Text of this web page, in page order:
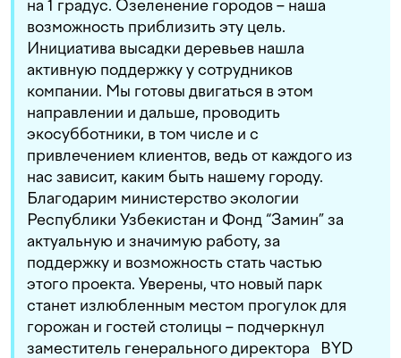
на 1 градус. Озеленение городов – наша
возможность приблизить эту цель.
Инициатива высадки деревьев нашла
активную поддержку у сотрудников
компании. Мы готовы двигаться в этом
направлении и дальше, проводить
экосубботники, в том числе и с
привлечением клиентов, ведь от каждого из
нас зависит, каким быть нашему городу.
Благодарим министерство экологии
Республики Узбекистан и Фонд “Замин” за
актуальную и значимую работу, за
поддержку и возможность стать частью
этого проекта. Уверены, что новый парк
станет излюбленным местом прогулок для
горожан и гостей столицы – подчеркнул
заместитель генерального директора BYD